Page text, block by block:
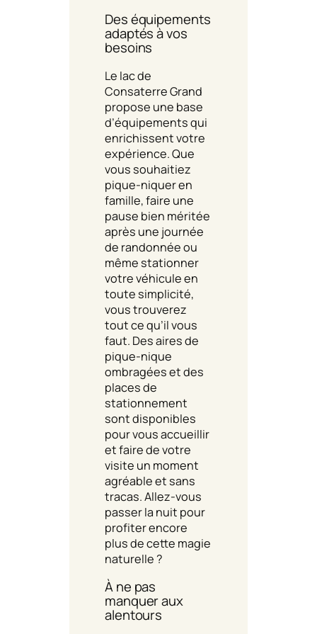
Des équipements
adaptés à vos
besoins
Le lac de
Consaterre Grand
propose une base
d’équipements qui
enrichissent votre
expérience. Que
vous souhaitiez
pique-niquer en
famille, faire une
pause bien méritée
après une journée
de randonnée ou
même stationner
votre véhicule en
toute simplicité,
vous trouverez
tout ce qu’il vous
faut. Des aires de
pique-nique
ombragées et des
places de
stationnement
sont disponibles
pour vous accueillir
et faire de votre
visite un moment
agréable et sans
tracas. Allez-vous
passer la nuit pour
profiter encore
plus de cette magie
naturelle ?
À ne pas
manquer aux
alentours